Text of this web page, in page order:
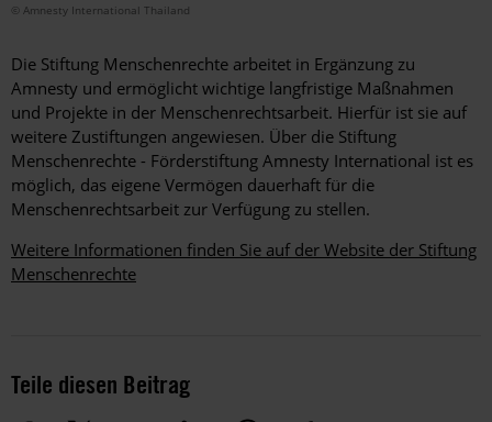
© Amnesty International Thailand
Die Stiftung Menschenrechte arbeitet in Ergänzung zu
Amnesty und ermöglicht wichtige langfristige Maßnahmen
und Projekte in der Menschenrechtsarbeit. Hierfür ist sie auf
weitere Zustiftungen angewiesen. Über die Stiftung
Menschenrechte - Förderstiftung Amnesty International ist es
möglich, das eigene Vermögen dauerhaft für die
Menschenrechtsarbeit zur Verfügung zu stellen.
Weitere Informationen finden Sie auf der Website der Stiftung
Menschenrechte
Teile diesen Beitrag